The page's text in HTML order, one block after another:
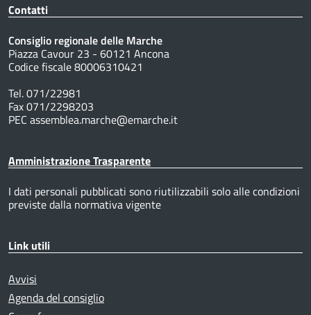
Contatti
Consiglio regionale delle Marche
Piazza Cavour 23 - 60121 Ancona
Codice fiscale 80006310421
Tel. 071/22981
Fax 071/2298203
PEC assemblea.marche@emarche.it
Amministrazione Trasparente
I dati personali pubblicati sono riutilizzabili solo alle condizioni
previste dalla normativa vigente
Link utili
Avvisi
Agenda del consiglio